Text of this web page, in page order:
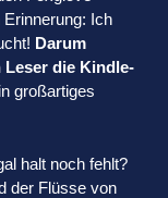
Ich
Darum
die Kindle-
großartiges
halt noch fehlt?
der Flüsse von